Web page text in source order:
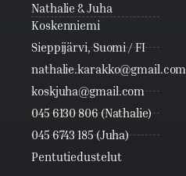
Nathalie & Juha
Koskenniemi
Sieppijärvi, Suomi / FI
nathalie.karakko@gmail.com
koskjuha@gmail.com
045 6130 806 (Nathalie)
045 6743 185 (Juha)
Pentutiedustelut